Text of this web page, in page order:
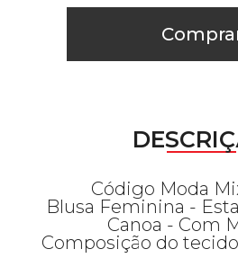
Código Moda
Blusa Feminina -
Canoa - Com
Composição do